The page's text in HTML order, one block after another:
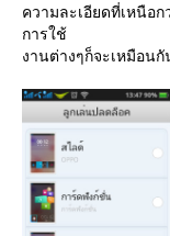
ความละเอียดที่เหนือ
การใช้
งานต่างๆก็จะเหมือนกั